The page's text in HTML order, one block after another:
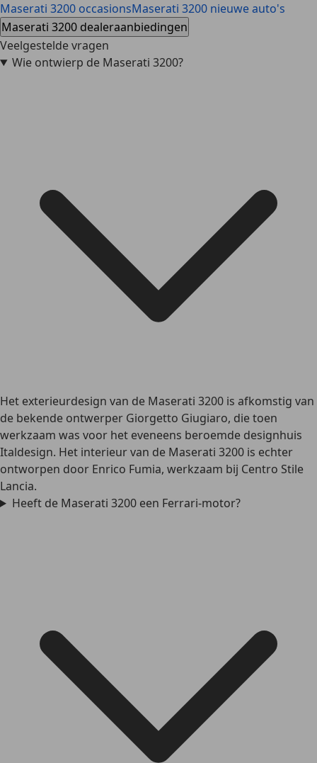
Maserati 3200 occasionsMaserati 3200 nieuwe auto's
Maserati 3200 dealeraanbiedingen
Veelgestelde vragen
Wie ontwierp de Maserati 3200?
Het exterieurdesign van de Maserati 3200 is afkomstig van
de bekende ontwerper Giorgetto Giugiaro, die toen
werkzaam was voor het eveneens beroemde designhuis
Italdesign. Het interieur van de Maserati 3200 is echter
ontworpen door Enrico Fumia, werkzaam bij Centro Stile
Lancia.
Heeft de Maserati 3200 een Ferrari-motor?